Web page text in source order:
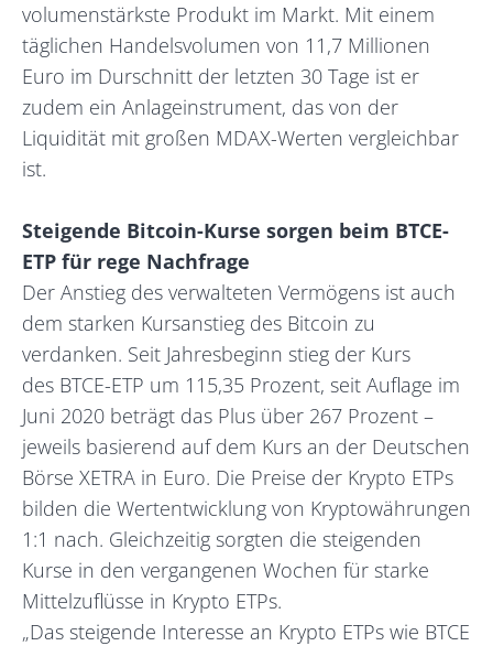
volumenstärkste Produkt im Markt. Mit einem
täglichen Handelsvolumen von 11,7 Millionen
Euro im Durschnitt der letzten 30 Tage ist er
zudem ein Anlageinstrument, das von der
Liquidität mit großen MDAX-Werten vergleichbar
ist.
Steigende Bitcoin-Kurse sorgen beim BTCE-
ETP für rege Nachfrage
Der Anstieg des verwalteten Vermögens ist auch
dem starken Kursanstieg des Bitcoin zu
verdanken. Seit Jahresbeginn stieg der Kurs
des BTCE-ETP um 115,35 Prozent, seit Auflage im
Juni 2020 beträgt das Plus über 267 Prozent –
jeweils basierend auf dem Kurs an der Deutschen
Börse XETRA in Euro. Die Preise der Krypto ETPs
bilden die Wertentwicklung von Kryptowährungen
1:1 nach. Gleichzeitig sorgten die steigenden
Kurse in den vergangenen Wochen für starke
Mittelzuflüsse in Krypto ETPs.
„Das steigende Interesse an Krypto ETPs wie BTCE